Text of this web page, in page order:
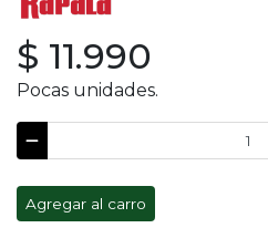
$ 11.990
Pocas unidades.
Agregar al carro